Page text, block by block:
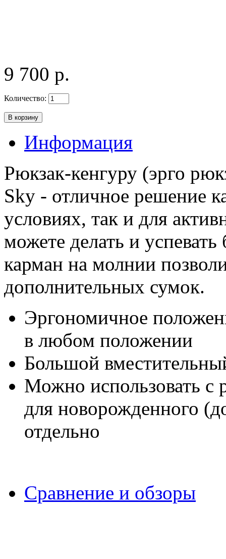
9 700 р.
Количество:
Информация
Рюкзак-кенгуру (эрго
Sky - отличное решение
условиях, так и для
можете делать и
карман на молнии
дополнительных сумок.
Эргономичное
в любом положении
Большой
Можно использовать с
для новорожденного
отдельно
Сравнение и обзоры